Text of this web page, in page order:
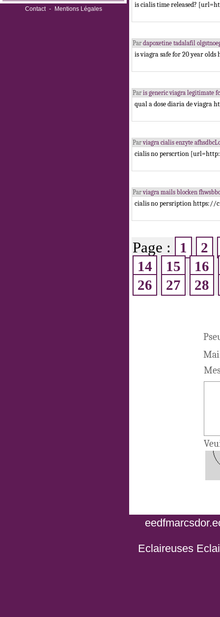
Contact - Mentions Légales is cialis time released?
Par dapoxetine tadalafil
is viagra safe for 20 year
Par is generic viagra legitimate
qual a dose diaria de viagra
Parviagra cialis enzyte
cialis no perscrtion
Parviagra mails blocken
cialis no persription https://
Page : 1
2
14
15
16
26
27 28
Eclaireuses